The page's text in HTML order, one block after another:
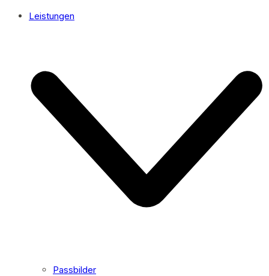
Leistungen
Passbilder